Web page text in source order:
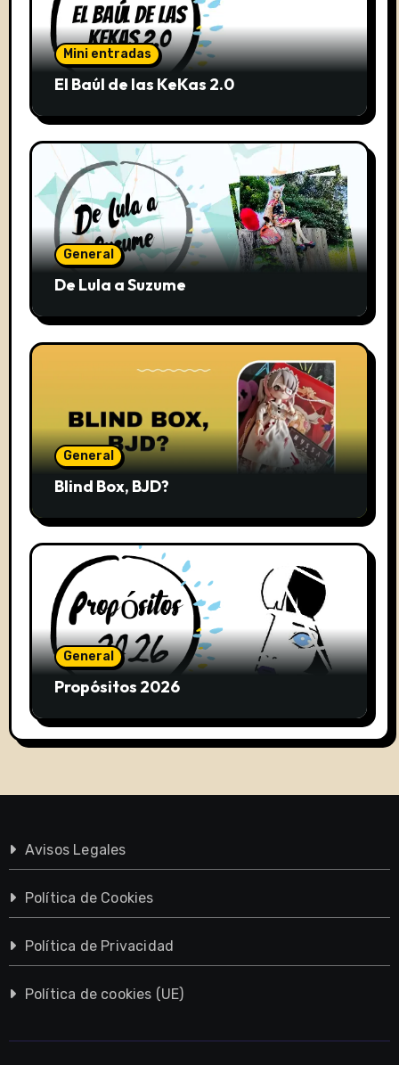
Mini entradas
El Baúl de las KeKas 2.0
General
De Lula a Suzume
General
Blind Box, BJD?
General
Propósitos 2026
Avisos Legales
Política de Cookies
Política de Privacidad
Política de cookies (UE)